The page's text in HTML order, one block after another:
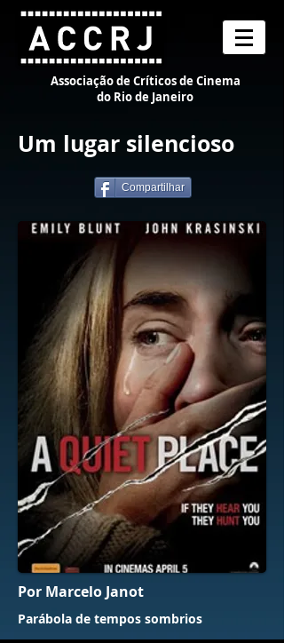
Associação de Críticos de Cinema
do Rio de Janeiro
Um lugar silencioso
Compartilhar
Por Marcelo Janot
Parábola de tempos sombrios